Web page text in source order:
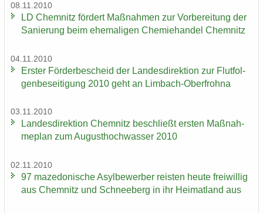
08.11.2010
LD Chem­nitz för­dert Maß­nah­men zur Vor­be­rei­tung der
Sa­nie­rung beim ehe­ma­li­gen Che­mie­han­del Chem­nitz
04.11.2010
Ers­ter För­der­be­scheid der Lan­des­di­rek­ti­on zur Flut­fol­
gen­be­sei­ti­gung 2010 geht an Limbach-​Oberfrohna
03.11.2010
Lan­des­di­rek­ti­on Chem­nitz be­schließt ers­ten Maß­nah­
me­plan zum Au­gust­hoch­was­ser 2010
02.11.2010
97 ma­ze­do­ni­sche Asyl­be­wer­ber reis­ten heute frei­wil­lig
aus Chem­nitz und Schnee­berg in ihr Hei­mat­land aus